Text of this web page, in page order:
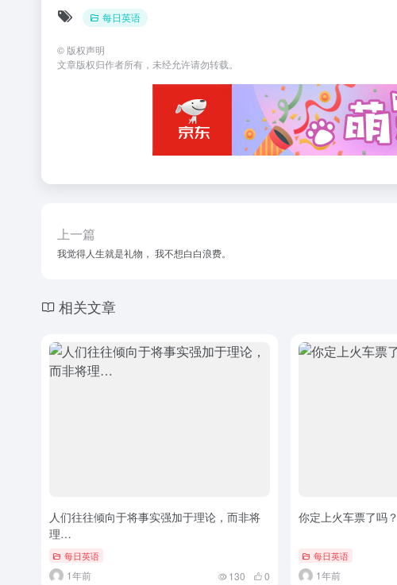
每日英语
© 版权声明
文章版权归作者所有，未经允许请勿转载。
上一篇
我觉得人生就是礼物， 我不想白白浪费。
相关文章
人们往往倾向于将事实强加于理论，而非将
理…
每日英语
1年前 130 0
你定上火车票了吗？
每日英语
1年前